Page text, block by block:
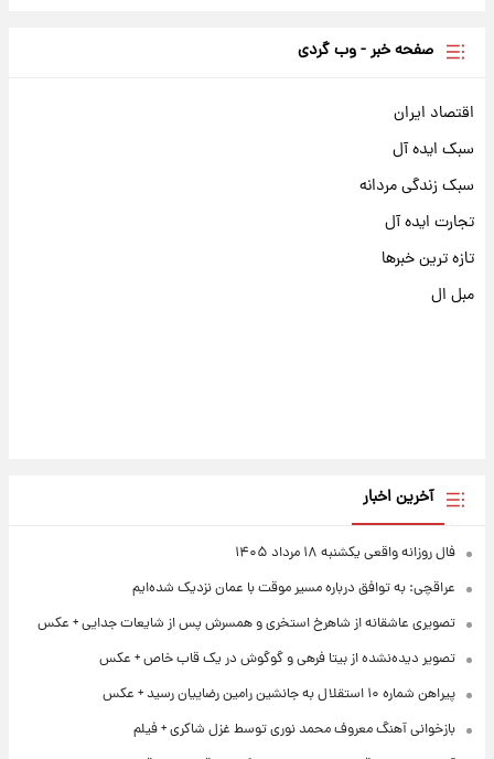
صفحه خبر - وب گردی
اقتصاد ایران
سبک ایده آل
سبک زندگی مردانه
تجارت ایده آل
تازه ترین خبرها
مبل ال
آخرین اخبار
فال روزانه واقعی یکشنبه ۱۸ مرداد ۱۴۰۵
عراقچی: به توافق درباره مسیر موقت با عمان نزدیک شده‌ایم
تصویری عاشقانه از شاهرخ استخری و همسرش پس از شایعات جدایی + عکس
تصویر دیده‌نشده از بیتا فرهی و گوگوش در یک قاب خاص + عکس
پیراهن شماره ۱۰ استقلال به جانشین رامین رضاییان رسید + عکس
بازخوانی آهنگ معروف محمد نوری توسط غزل شاکری + فیلم